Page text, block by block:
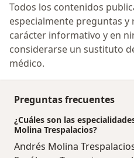
Todos los contenidos
especialmente preguntas y
carácter informativo y en
considerarse un sustituto
médico.
Preguntas frecuentes
¿Cuáles son las
Molina Trespalacios?
Andrés Molina